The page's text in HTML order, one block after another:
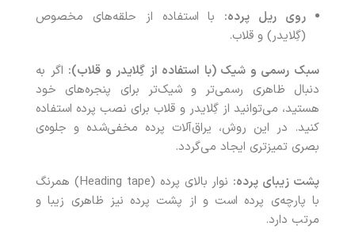
روی ریل پرده: با استفاده از حلقه‌های مخصوص
(گِلایدر) و قلاب.
سبک رسمی و شیک (با استفاده از گِلایدر و قلاب): اگر به
دنبال ظاهری رسمی‌تر و شیک‌تر برای پنجره‌های خود
هستید، می‌توانید از گِلایدر و قلاب برای نصب پرده استفاده
کنید. در این روش، یراق‌آلات پرده مخفی‌شده و جلوه‌ی
بصری تمیزتری ایجاد می‌گردد.
پشت زیبای پرده:
نوار بالای پرده (Heading tape) همرنگ
با پارچه‌ی پرده است و از پشت پرده نیز ظاهری زیبا و
مرتب دارد.